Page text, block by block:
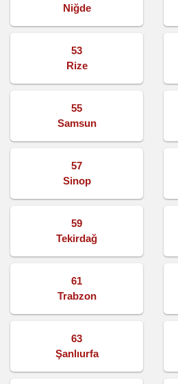
Niğde
53
Rize
55
Samsun
57
Sinop
59
Tekirdağ
61
Trabzon
63
Şanlıurfa